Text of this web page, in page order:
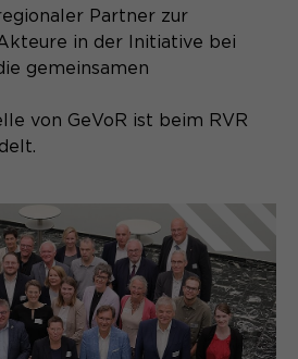
Partner zur
in der Initiative bei
gemeinsamen
von GeVoR ist beim RVR